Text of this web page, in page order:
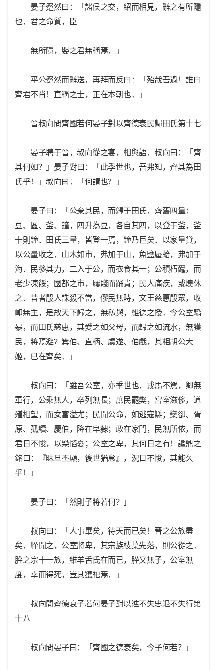
晏子蹙然曰：「諸侯之交，紹而相見，辭之有所隱
也．君之命質，臣
無所隱，嬰之君無稱焉．」
平公蹙然而辭送，再拜而反曰：「殆哉吾過！誰曰
齊君不肖！直稱之士，正在本朝也．」
晉叔向問齊國若何晏子對以齊德衰民歸田氏第十七
晏子聘于晉，叔向從之宴，相與語．叔向曰：「齊
其何如？」晏子對曰：「此季世也，吾弗知，齊其為田
氏乎！」叔向曰：「何謂也？」
晏子曰：「公棄其民，而歸于田氏．齊舊四量：
豆、區、釜、鐘，四升為豆，各自其四，以登于釜，釜
十則鐘．田氏三量，皆登一焉，鐘乃巨矣．以家量貸，
以公量收之．山木如市，弗加于山，魚鹽蜃蛤，弗加于
海．民參其力，二入于公，而衣食其一；公積朽蠹，而
老少凍餒；國都之市，屨賤而踊貴；民人痛疾，或燠休
之．昔者殷人誅殺不當，僇民無時，文王慈惠殷眾，收
卹無主，是故天下歸之，無私與，維德之授．今公室驕
暴，而田氏慈惠，其愛之如父母，而歸之如流水，無獲
民，將焉避？箕伯、直柄、虞遂、伯戲，其相胡公大
姬，已在齊矣．」
叔向曰：「雖吾公室，亦季世也．戎馬不駕，卿無
軍行，公乘無人，卒列無長；庶民罷獘，宮室滋侈，道
殣相望，而女富溢尤；民聞公命，如逃寇讎；欒卻、胥
原、孤續、慶伯，降在皁隸；政在家門，民無所依，而
君日不悛，以樂慆憂；公室之卑，其何日之有！讒鼎之
銘曰：『昧旦丕顯，後世猶怠』，況日不悛，其能久
乎！」
晏子曰：「然則子將若何？」
叔向曰：「人事畢矣，待天而已矣！晉之公族盡
矣．肸聞之，公室將卑，其宗族枝葉先落，則公從之．
肸之宗十一族，維羊舌氏在而已，肸又無子，公室無
度，幸而得死，豈其獲祀焉．」
叔向問齊德衰子若何晏子對以進不失忠退不失行第
十八
叔向問晏子曰：「齊國之德衰矣，今子何若？」